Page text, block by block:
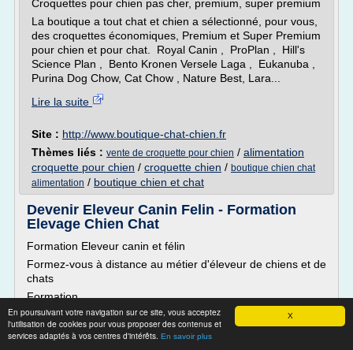
X
En poursuivant votre navigation sur ce site, vous acceptez
l'utilisation de cookies pour vous proposer des contenus et
services adaptés à vos centres d'intérêts. En savoir plus
Croquettes pour chien pas cher, premium, super premium
La boutique a tout chat et chien a sélectionné, pour vous,
des croquettes économiques, Premium et Super Premium
pour chien et pour chat. Royal Canin , ProPlan , Hill's
Science Plan , Bento Kronen Versele Laga , Eukanuba ,
Purina Dog Chow, Cat Chow , Nature Best, Lara...
Lire la suite
Site : http://www.boutique-chat-chien.fr
Thèmes liés : vente de croquette pour chien / alimentation
croquette pour chien / croquette chien / boutique chien chat
alimentation / boutique chien et chat
Devenir Eleveur Canin Felin - Formation
Elevage Chien Chat
Formation Eleveur canin et félin
Formez-vous à distance au métier d'éleveur de chiens et de
chats
Formation
Des cours à distance pour maîtriser l'élevage de chiens et
de chats.